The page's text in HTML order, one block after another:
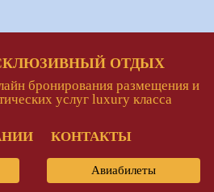
ОТДЫХ
бронирования размещения и
услуг luxury класса
КОНТАКТЫ
Авиабилеты